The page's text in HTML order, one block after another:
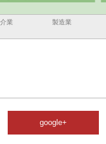
業 製造業
google+